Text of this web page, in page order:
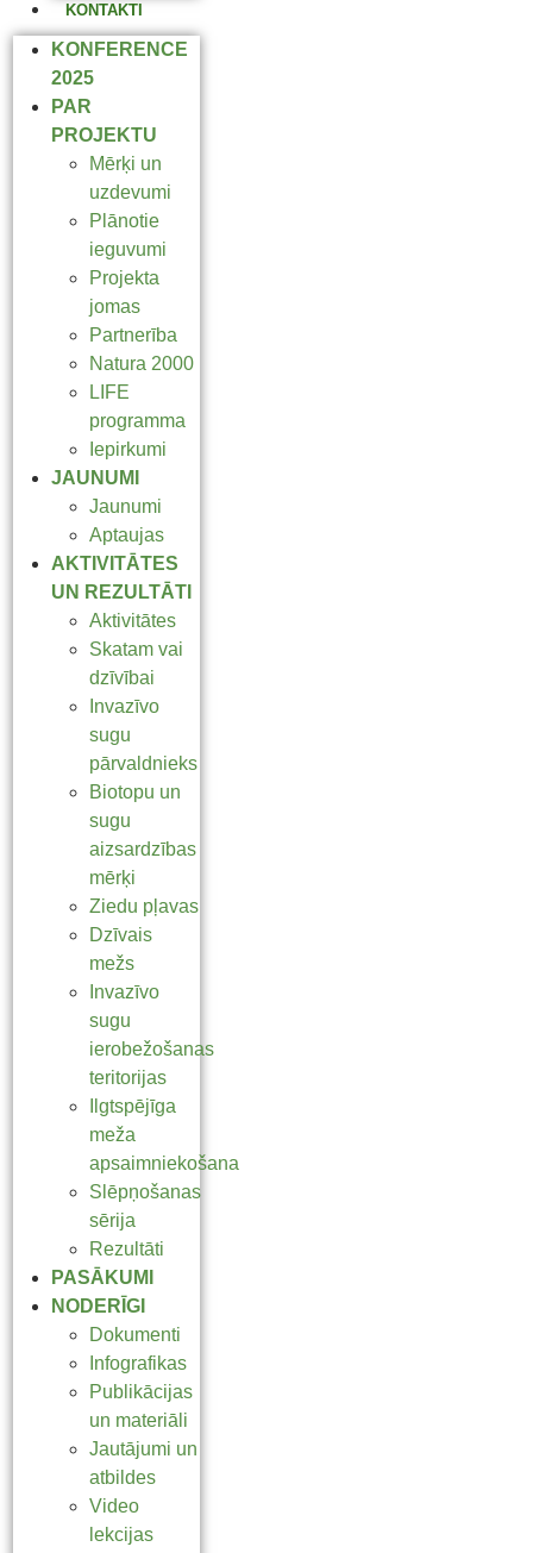
KONTAKTI
KONFERENCE
2025
PAR
PROJEKTU
Mērķi un
uzdevumi
Plānotie
ieguvumi
Projekta
jomas
Partnerība
Natura 2000
LIFE
programma
Iepirkumi
JAUNUMI
Jaunumi
Aptaujas
AKTIVITĀTES
UN REZULTĀTI
Aktivitātes
Skatam vai
dzīvībai
Invazīvo
sugu
pārvaldnieks
Biotopu un
sugu
aizsardzības
mērķi
Ziedu pļavas
Dzīvais
mežs
Invazīvo
sugu
ierobežošanas
teritorijas
Ilgtspējīga
meža
apsaimniekošana
Slēpņošanas
sērija
Rezultāti
PASĀKUMI
NODERĪGI
Dokumenti
Infografikas
Publikācijas
un materiāli
Jautājumi un
atbildes
Video
lekcijas